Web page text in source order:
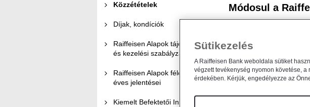
Közzétételek
Díjak, kondíciók
Raiffeisen Alapok tájékoztatói
és kezelési szabályzatai
Raiffeisen Alapok féléves és
éves jelentései
Kiemelt Befektetői Információk
Módosul a
Közzététel
Bővebben
Módosul a
Sütikezelés
A Raiffeisen Bank weboldala sütiket
végzett tevékenység nyomon követése,
érdekében. Kérjük, engedélyezze az